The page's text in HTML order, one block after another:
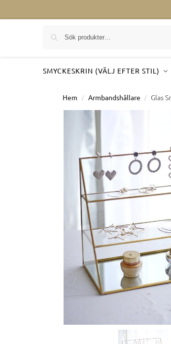
SMYCKESKRIN (VÄLJ EFTER STIL)
Hem / Armbandshållare / Glas